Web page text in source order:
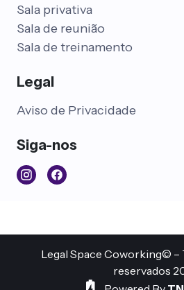
Sala privativa
Sala de reunião
Sala de treinamento
Legal
Aviso de Privacidade
Siga-nos
Legal Space Coworking© –
reservados